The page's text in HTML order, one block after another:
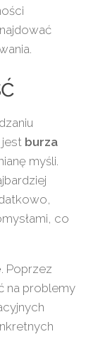
burza
myśli.
co
. Poprzez
na problemy